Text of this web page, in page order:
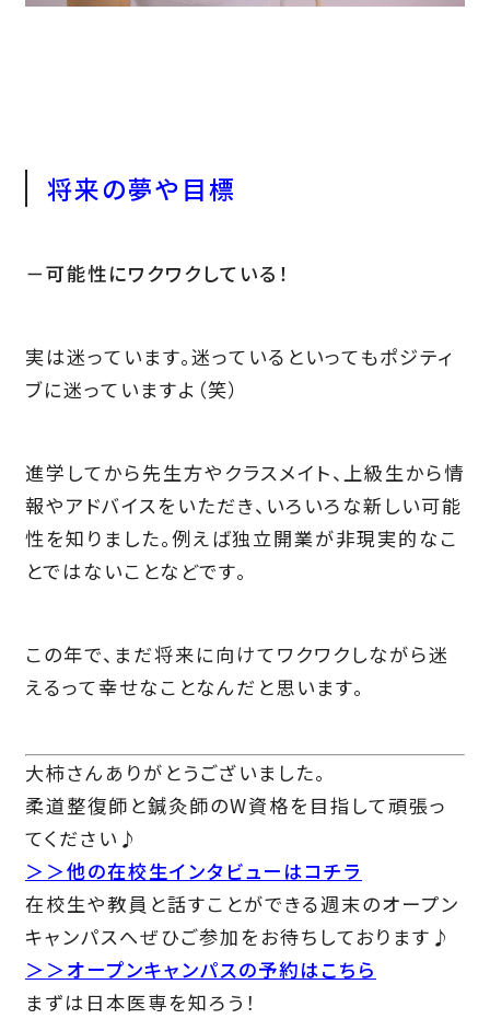
将来の夢や目標
－可能性にワクワクしている！
実は迷っています。迷っているといってもポジティ
ブに迷っていますよ（笑）
進学してから先生方やクラスメイト、上級生から情
報やアドバイスをいただき、いろいろな新しい可能
性を知りました。例えば独立開業が非現実的なこ
とではないことなどです。
この年で、まだ将来に向けてワクワクしながら迷
えるって幸せなことなんだと思います。
大柿さんありがとうございました。
柔道整復師と鍼灸師のW資格を目指して頑張っ
てください♪
＞＞他の在校生インタビューはコチラ
在校生や教員と話すことができる週末のオープン
キャンパスへぜひご参加をお待ちしております♪
＞＞オープンキャンパスの予約はこちら
まずは日本医専を知ろう！